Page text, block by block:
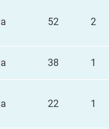
52 2
38 1
22 1